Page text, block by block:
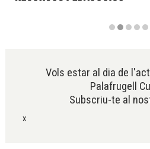
Vols estar al dia de
Palafrugell
Subscriu-te al
x